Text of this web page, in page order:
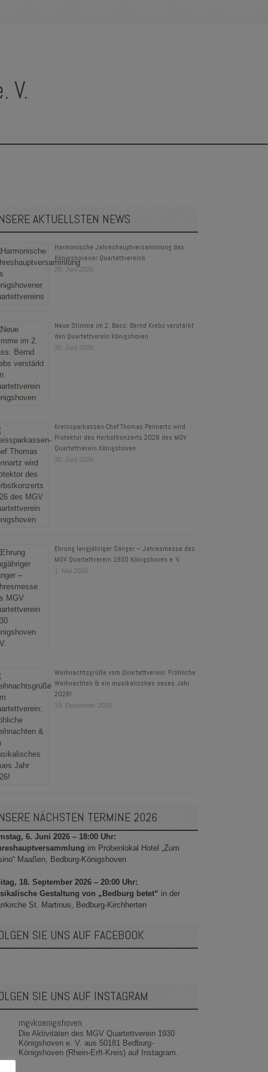
V.
AKTUELLSTEN NEWS
Harmonische Jahreshauptversammlung des
Königshovener Quartettvereins
20. Juni 2026
Neue Stimme im 2. Bass: Bernd Krebs verstärkt
den Quartettverein Königshoven
20. Juni 2026
Kreissparkassen-Chef Thomas Pennartz wird
Protektor des Herbstkonzerts 2026 des MGV
Quartettverein Königshoven
20. Juni 2026
Ehrung langjähriger Sänger – Jahresmesse des
MGV Quartettverein 1930 Königshoven e. V.
1. Mai 2026
Weihnachtsgrüße vom Quartettverein: Fröhliche
Weihnachten & ein musikalisches neues Jahr
2026!
19. Dezember 2025
NÄCHSTEN TERMINE 2026
6. Juni 2026 – 18:00 Uhr:
im Probenlokal Hotel „Zum
Maaßen, Bedburg-Königshoven
18. September 2026 – 20:00 Uhr:
Gestaltung von „Bedburg betet“ in der
St. Martinus, Bedburg-Kirchherten
SIE UNS AUF FACEBOOK
SIE UNS AUF INSTAGRAM
mgvkoenigshoven
Die Aktivitäten des MGV Quartettverein 1930
Königshoven e. V. aus 50181 Bedburg-
Königshoven (Rhein-Erft-Kreis) auf Instagram.